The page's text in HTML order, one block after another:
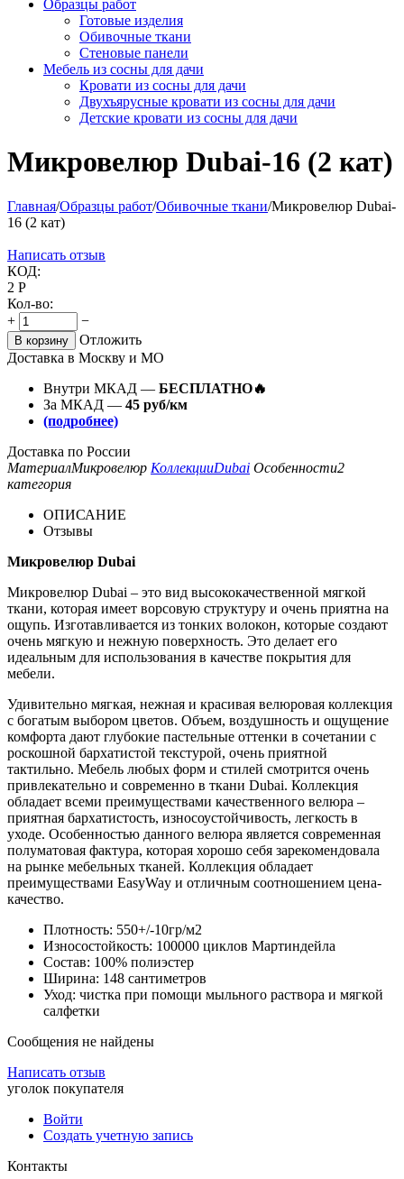
Образцы работ
Готовые изделия
Обивочные ткани
Стеновые панели
Мебель из сосны для дачи
Кровати из сосны для дачи
Двухъярусные кровати из сосны для дачи
Детские кровати из сосны для дачи
Микровелюр Dubai-16 (2 кат)
Главная/Образцы работ/Обивочные ткани/Микровелюр Dubai-
16 (2 кат)
Написать отзыв
КОД:
2 Р
Кол-во:
+
−
В корзину
Отложить
Доставка в Москву и МО
Внутри МКАД — БЕСПЛАТНО🔥
За МКАД — 45 руб/км
(подробнее)
Доставка по России
МатериалМикровелюр КоллекцииDubai Особенности2
категория
ОПИСАНИЕ
Отзывы
Микровелюр Dubai
Микровелюр Dubai – это вид высококачественной мягкой
ткани, которая имеет ворсовую структуру и очень приятна на
ощупь. Изготавливается из тонких волокон, которые создают
очень мягкую и нежную поверхность. Это делает его
идеальным для использования в качестве покрытия для
мебели.
Удивительно мягкая, нежная и красивая велюровая коллекция
с богатым выбором цветов. Объем, воздушность и ощущение
комфорта дают глубокие пастельные оттенки в сочетании с
роскошной бархатистой текстурой, очень приятной
тактильно. Мебель любых форм и стилей смотрится очень
привлекательно и современно в ткани Dubai. Коллекция
обладает всеми преимуществами качественного велюра –
приятная бархатистость, износоустойчивость, легкость в
уходе. Особенностью данного велюра является современная
полуматовая фактура, которая хорошо себя зарекомендовала
на рынке мебельных тканей. Коллекция обладает
преимуществами EasyWay и отличным соотношением цена-
качество.
Плотность: 550+/-10гр/м2
Износостойкость: 100000 циклов Мартиндейла
Состав: 100% полиэстер
Ширина: 148 сантиметров
Уход: чистка при помощи мыльного раствора и мягкой
салфетки
Сообщения не найдены
Написать отзыв
уголок покупателя
Войти
Создать учетную запись
Контакты